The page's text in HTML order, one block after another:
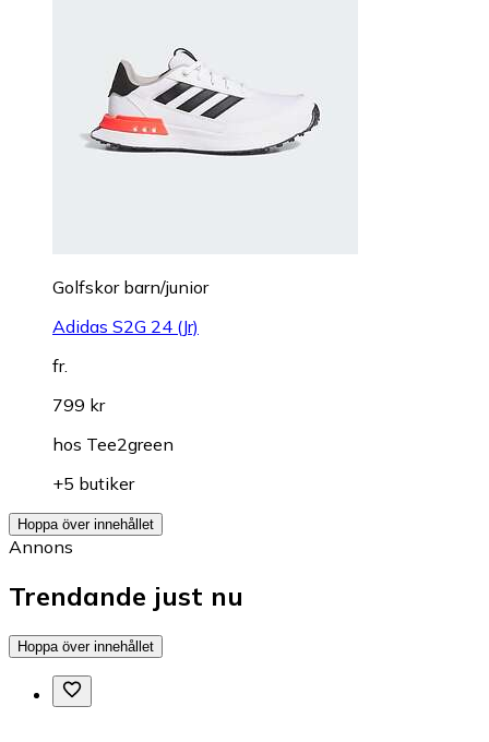
Golfskor barn/junior
Adidas S2G 24 (Jr)
fr.
799 kr
hos Tee2green
+5 butiker
Hoppa över innehållet
Annons
Trendande just nu
Hoppa över innehållet